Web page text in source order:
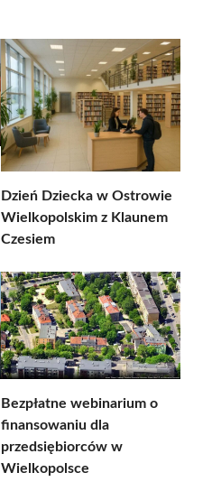
Dzień Dziecka w Ostrowie
Wielkopolskim z Klaunem
Czesiem
Bezpłatne webinarium o
finansowaniu dla
przedsiębiorców w
Wielkopolsce